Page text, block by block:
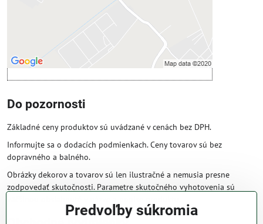
Povoliť a zapamätať - súhlas s druhom
cookie: Funkčné
Otvoriť obsah v novom okne
Do pozornosti
Základné ceny produktov sú uvádzané v cenách bez DPH.
Informujte sa o dodacích podmienkach. Ceny tovarov sú bez
dopravného a balného.
Obrázky dekorov a tovarov sú len ilustračné a nemusia presne
zodpovedať skutočnosti. Parametre skutočného vyhotovenia sú
Predvoľby súkromia